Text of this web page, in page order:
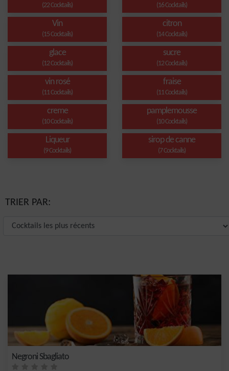
(22 Cocktails) (16 Cocktails)
Vin
(15 Cocktails)
citron
(14 Cocktails)
glace
(12 Cocktails)
sucre
(12 Cocktails)
vin rosé
(11 Cocktails)
fraise
(11 Cocktails)
creme
(10 Cocktails)
pamplemousse
(10 Cocktails)
Liqueur
(9 Cocktails)
sirop de canne
(7 Cocktails)
TRIER PAR:
Negroni Sbagliato